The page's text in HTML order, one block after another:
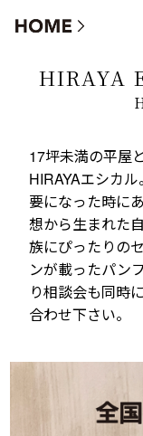
HIRAYA エシカル キ
17坪未満の平屋
HIRAYAエシカ
要になった時に
想から生まれた
族にぴったりの
ンが載ったパン
り相談会も同時
合わせ下さい。